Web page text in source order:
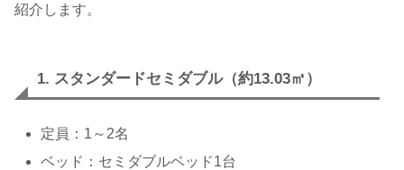
紹介します。
1. スタンダードセミダブル（約13.03㎡）
定員：1～2名
ベッド：セミダブルベッド1台